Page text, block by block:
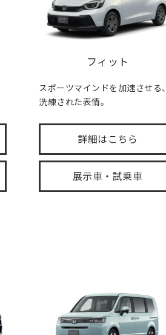
フィット
スポーツマインドを加速させる、
洗練された表情。
詳細はこちら
展示車・試乗車